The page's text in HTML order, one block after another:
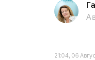
21:04, 06